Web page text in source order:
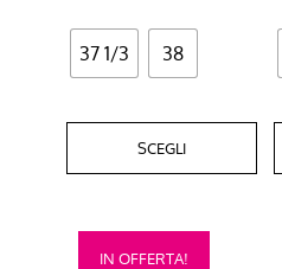
37 1/3 38
SCEGLI
prodotto
IN OFFERTA!
Questo